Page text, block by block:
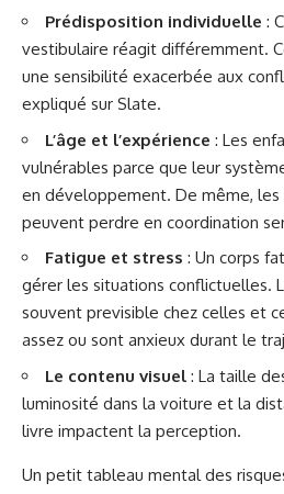
Prédisposition individuelle :
vestibulaire réagit différemment.
une sensibilité exacerbée aux
expliqué sur Slate.
L’âge et l’expérience : Les
vulnérables parce que leur
en développement. De même, les
peuvent perdre en coordination
Fatigue et stress : Un corps
gérer les situations conflictuelles.
souvent previsible chez celles et
assez ou sont anxieux durant le
Le contenu visuel : La taille
luminosité dans la voiture et la
livre impactent la perception.
Un petit tableau mental des